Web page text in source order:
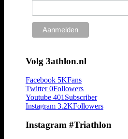
Volg 3athlon.nl
Facebook 5KFans
Twitter 0Followers
Youtube 401 Subscriber
Instagram 3.2KFollowers
Instagram #Triathlon